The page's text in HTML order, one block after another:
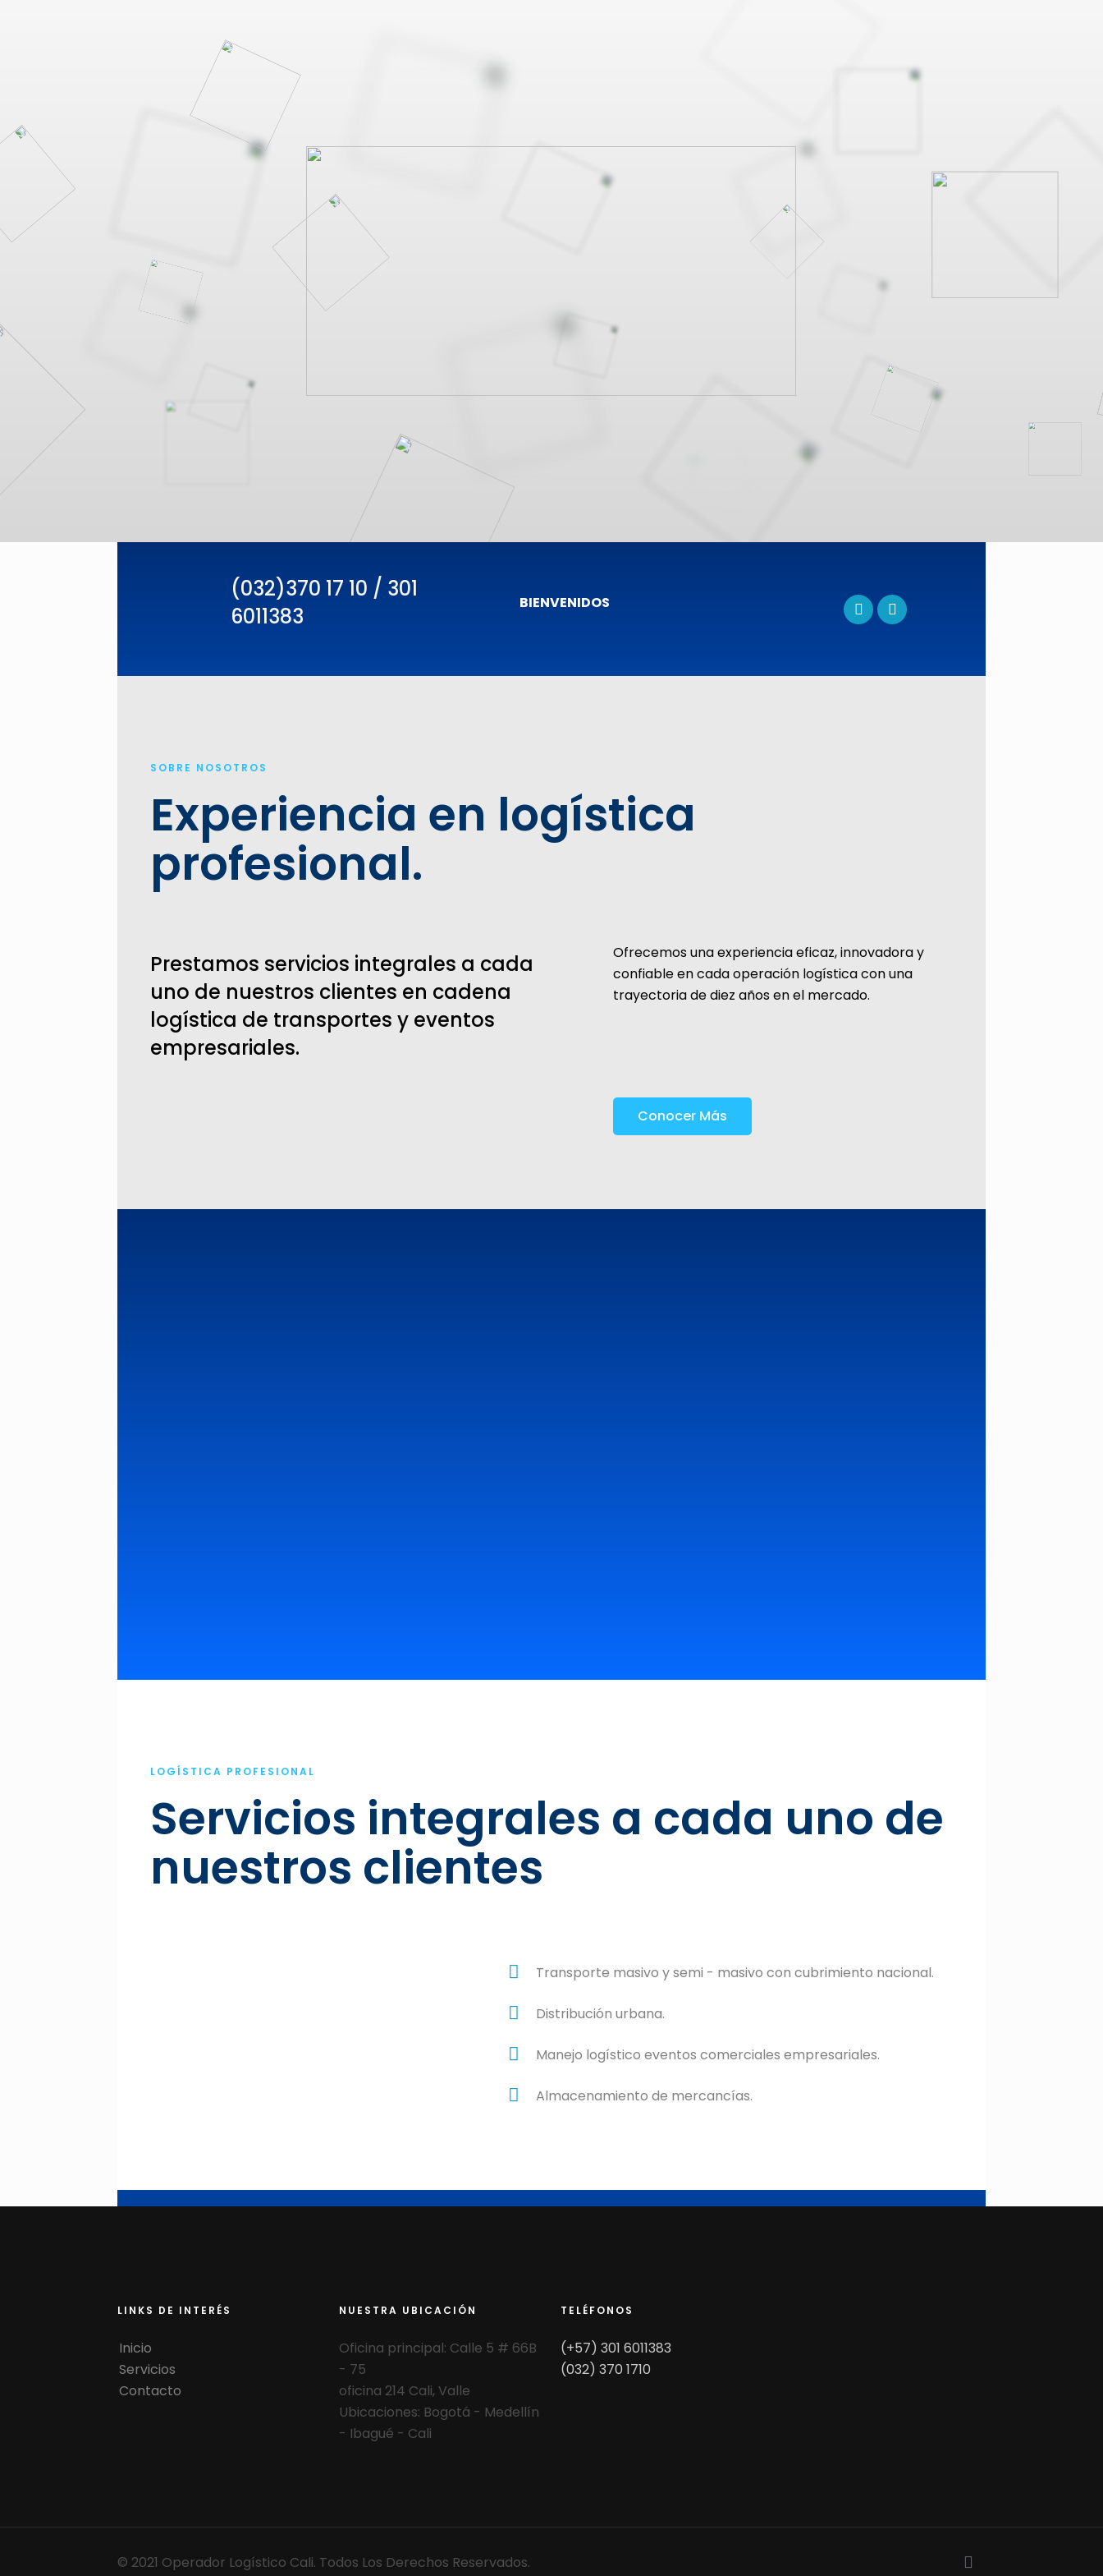
(032)370 17 10 / 301
6011383
BIENVENIDOS
SOBRE NOSOTROS
Experiencia en logística
profesional.
Prestamos servicios integrales a cada
uno de nuestros clientes en cadena
logística de transportes y eventos
empresariales.
Ofrecemos una experiencia eficaz, innovadora y
confiable en cada operación logística con una
trayectoria de diez años en el mercado.
Conocer Más
LOGÍSTICA PROFESIONAL
Servicios integrales a cada uno de
nuestros clientes
Transporte masivo y semi - masivo con cubrimiento nacional.
Distribución urbana.
Manejo logístico eventos comerciales empresariales.
Almacenamiento de mercancías.
LINKS DE INTERÉS
Inicio
Servicios
Contacto
NUESTRA UBICACIÓN
Oficina principal: Calle 5 # 66B
- 75
oficina 214 Cali, Valle
Ubicaciones: Bogotá - Medellín
- Ibagué - Cali
TELÉFONOS
(+57) 301 6011383
(032) 370 1710
© 2021 Operador Logístico Cali. Todos Los Derechos Reservados.